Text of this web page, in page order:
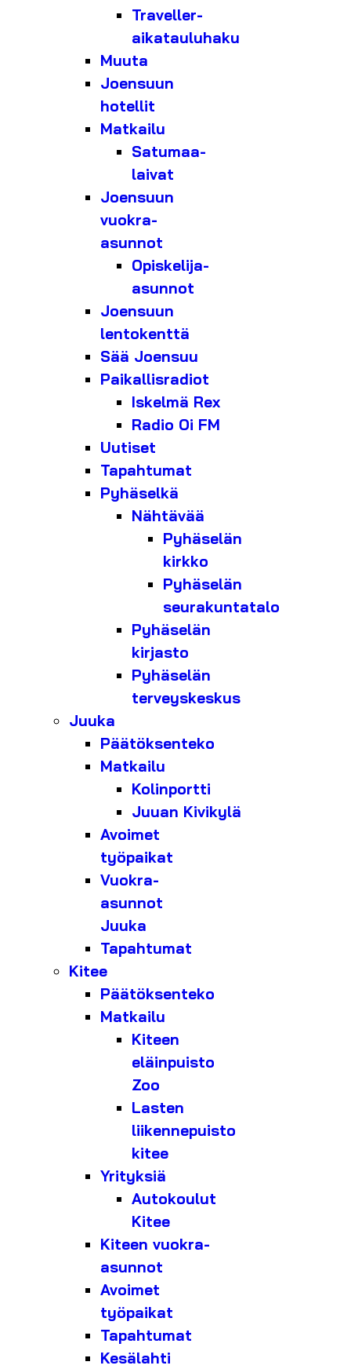
Traveller-
aikatauluhaku
Muuta
Joensuun
hotellit
Matkailu
Satumaa-
laivat
Joensuun
vuokra-
asunnot
Opiskelija-
asunnot
Joensuun
lentokenttä
Sää Joensuu
Paikallisradiot
Iskelmä Rex
Radio Oi FM
Uutiset
Tapahtumat
Pyhäselkä
Nähtävää
Pyhäselän
kirkko
Pyhäselän
seurakuntatalo
Pyhäselän
kirjasto
Pyhäselän
terveyskeskus
Juuka
Päätöksenteko
Matkailu
Kolinportti
Juuan Kivikylä
Avoimet
työpaikat
Vuokra-
asunnot
Juuka
Tapahtumat
Kitee
Päätöksenteko
Matkailu
Kiteen
eläinpuisto
Zoo
Lasten
liikennepuisto
kitee
Yrityksiä
Autokoulut
Kitee
Kiteen vuokra-
asunnot
Avoimet
työpaikat
Tapahtumat
Kesälahti